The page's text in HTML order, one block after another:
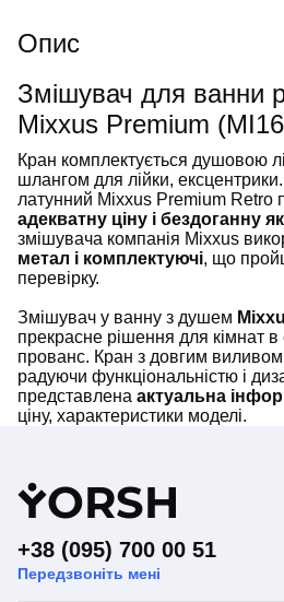
Опис
Змішувач для ванни
Mixxus Premium
Кран комплектується душовою
шлангом для лійки,
латунний Mixxus Premium Retro
адекватну ціну і бездоганну
змішувача компанія Mixxus
метал і комплектуючі, що
перевірку.
Змішувач у ванну з душем
прекрасне рішення для кімнат в
прованс. Кран з довгим
радуючи функціональністю і
представлена актуальна
ціну, характеристики моделі.
YORSH
+38 (095) 700 00 51
Передзвоніть мені